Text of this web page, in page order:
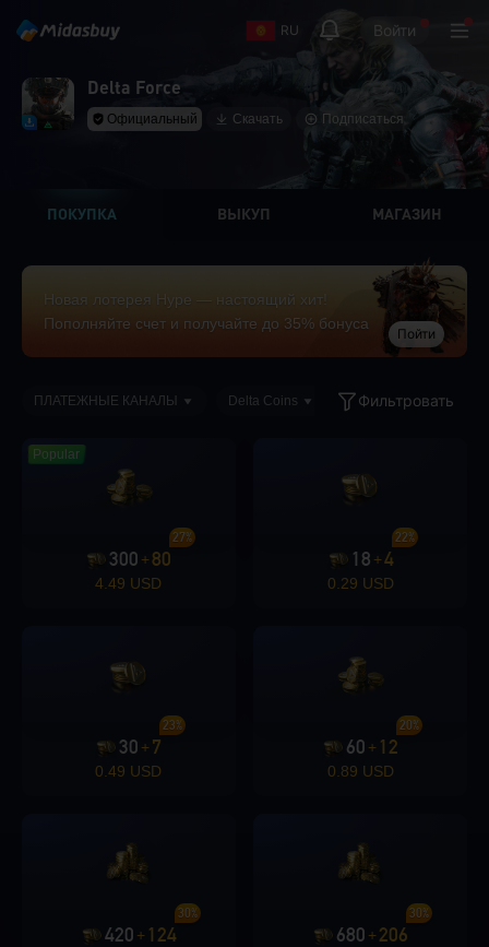
RU Войти
Delta Force
Официальный Скачать Подписаться
ПОКУПКА ВЫКУП МАГАЗИН
Новая лотерея Hype — настоящий хит!
Пополняйте счет и получайте до 35% бонуса
Пойти
ПЛАТЕЖНЫЕ КАНАЛЫ Delta Coins Фильтровать
Popular
300 + 80
27%
4.49 USD
18 +4
22%
0.29 USD
30 + 7
23%
0.49 USD
60 + 12
20%
0.89 USD
420 + 124
30%
680 + 206
30%